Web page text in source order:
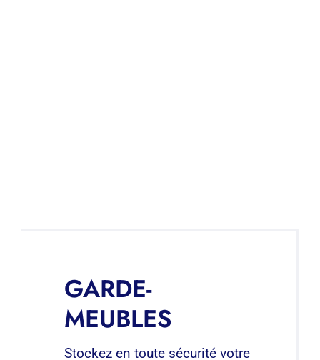
GARDE-
MEUBLES
Stockez en toute sécurité votre